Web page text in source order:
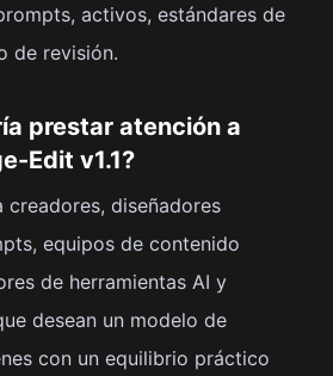
activos, estándares de
de revisión.
prestar atención a
Edit v1.1?
creadores, diseñadores
equipos de contenido
de herramientas AI y
desean un modelo de
con un equilibrio práctico